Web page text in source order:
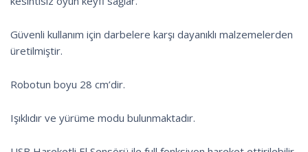
Güvenli kullanım için darbelere karşı dayanıklı malzemelerden
üretilmiştir.
Robotun boyu 28 cm’dir.
Işıklıdır ve yürüme modu bulunmaktadır.